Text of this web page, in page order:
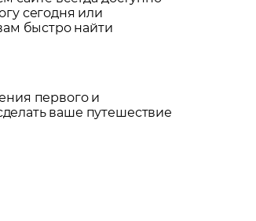
сегодня или
быстро найти
первого и
ваше путешествие